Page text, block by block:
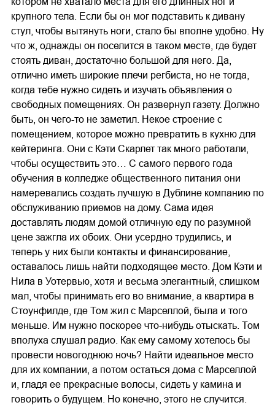
крупного тела. Если бы он мог подставить к дивану
стул, чтобы вытянуть ноги, стало бы вполне удобно. Ну
что ж, однажды он поселится в таком месте, где будет
стоять диван, достаточно большой для него. Да,
отлично иметь широкие плечи регбиста, но не тогда,
когда тебе нужно сидеть и изучать объявления о
свободных помещениях. Он развернул газету. Должно
быть, он чего-то не заметил. Некое строение с
помещением, которое можно превратить в кухню для
кейтеринга. Они с Кэти Скарлет так много работали,
чтобы осуществить это… С самого первого года
обучения в колледже общественного питания они
намеревались создать лучшую в Дублине компанию по
обслуживанию приемов на дому. Сама идея
доставлять людям домой отличную еду по разумной
цене зажгла их обоих. Они усердно трудились, и
теперь у них были контакты и финансирование,
оставалось лишь найти подходящее место. Дом Кэти и
Нила в Уотервью, хотя и весьма элегантный, слишком
мал, чтобы принимать его во внимание, а квартира в
Стоунфилде, где Том жил с Марселлой, была и того
меньше. Им нужно поскорее что-нибудь отыскать. Том
вполуха слушал радио. Как ему самому хотелось бы
провести новогоднюю ночь? Найти идеальное место
для их компании, а потом остаться дома с Марселлой
и, гладя ее прекрасные волосы, сидеть у камина и
говорить о будущем. Но конечно, этого не случится.